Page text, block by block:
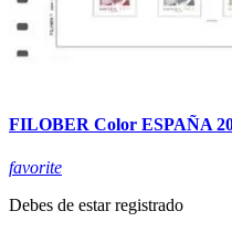
FILOBER Color ESPAÑA
favorite
Debes de estar registrado